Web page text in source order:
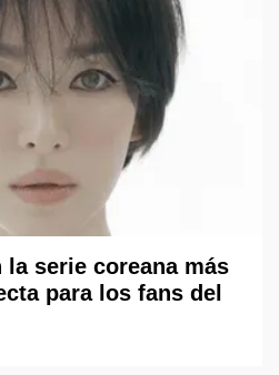
serie coreana más
para los fans del